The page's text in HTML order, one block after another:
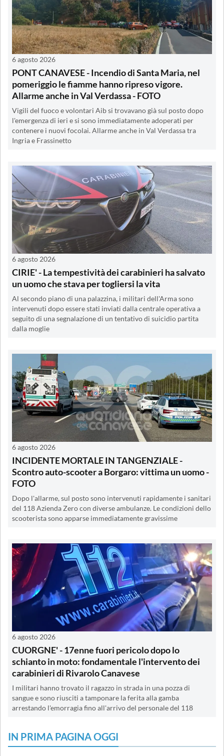
6 agosto 2026
PONT CANAVESE - Incendio di Santa Maria, nel
pomeriggio le fiamme hanno ripreso vigore.
Allarme anche in Val Verdassa - FOTO
Vigili del fuoco e volontari Aib si trovavano già sul posto dopo
l'emergenza di ieri e si sono immediatamente adoperati per
contenere i nuovi focolai. Allarme anche in Val Verdassa tra
Ingria e Frassinetto
6 agosto 2026
CIRIE' - La tempestività dei carabinieri ha salvato
un uomo che stava per togliersi la vita
Al secondo piano di una palazzina, i militari dell'Arma sono
intervenuti dopo essere stati inviati dalla centrale operativa a
seguito di una segnalazione di un tentativo di suicidio partita
dalla moglie
6 agosto 2026
INCIDENTE MORTALE IN TANGENZIALE -
Scontro auto-scooter a Borgaro: vittima un uomo -
FOTO
Dopo l'allarme, sul posto sono intervenuti rapidamente i sanitari
del 118 Azienda Zero con diverse ambulanze. Le condizioni dello
scooterista sono apparse immediatamente gravissime
6 agosto 2026
CUORGNE' - 17enne fuori pericolo dopo lo
schianto in moto: fondamentale l'intervento dei
carabinieri di Rivarolo Canavese
I militari hanno trovato il ragazzo in strada in una pozza di
sangue e sono riusciti a tamponare la ferita alla gamba
arrestando l'emorragia fino all'arrivo del personale del 118
IN PRIMA PAGINA OGGI